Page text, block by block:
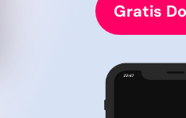
Gratis